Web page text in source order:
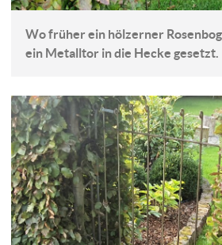
Wo früher ein hölzerner
ein Metalltor in die Hecke gesetzt.